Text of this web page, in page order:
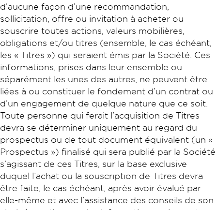
d’aucune façon d’une recommandation,
sollicitation, offre ou invitation à acheter ou
souscrire toutes actions, valeurs mobilières,
obligations et/ou titres (ensemble, le cas échéant,
les « Titres ») qui seraient émis par la Société. Ces
informations, prises dans leur ensemble ou
séparément les unes des autres, ne peuvent être
liées à ou constituer le fondement d’un contrat ou
d’un engagement de quelque nature que ce soit.
Toute personne qui ferait l’acquisition de Titres
devra se déterminer uniquement au regard du
prospectus ou de tout document équivalent (un «
Prospectus ») finalisé qui sera publié par la Société
s’agissant de ces Titres, sur la base exclusive
duquel l’achat ou la souscription de Titres devra
être faite, le cas échéant, après avoir évalué par
elle-même et avec l’assistance des conseils de son